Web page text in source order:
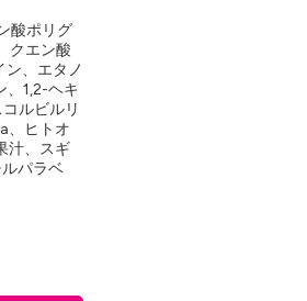
酸ポリグ
クエン酸
、エタノ
、1,2-ヘキ
ルビルリ
、ヒトオ
汁、スギ
パラベ